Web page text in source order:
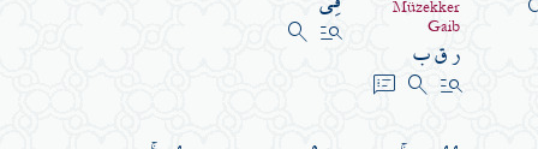
Müzekker
Gaib
ر ق ب
manage_search
search
speaker_notes
manage_search
search